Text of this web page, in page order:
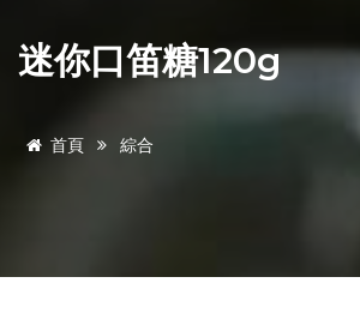
迷你口笛糖120g
首頁 綜合